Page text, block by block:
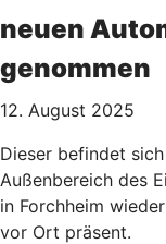
neuen
genommen
12. August 2025
Dieser befindet
Außenbereich des
in Forchheim
vor Ort präsent.